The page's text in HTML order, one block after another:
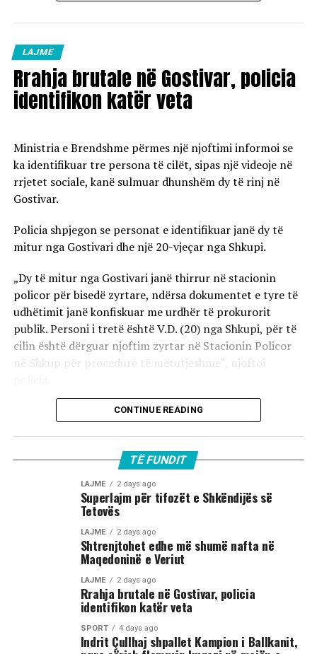
vlejnë në të gjitha pikat e karburanteve në vend.
LAJME
Rrahja brutale në Gostivar, policia
identifikon katër veta
Ministria e Brendshme përmes një njoftimi informoi se
ka identifikuar tre persona të cilët, sipas një videoje në
rrjetet sociale, kanë sulmuar dhunshëm dy të rinj në
Gostivar.
Policia shpjegon se personat e identifikuar janë dy të
mitur nga Gostivari dhe një 20-vjeçar nga Shkupi.
„Dy të mitur nga Gostivari janë thirrur në stacionin
policor për bisedë zyrtare, ndërsa dokumentet e tyre të
udhëtimit janë konfiskuar me urdhër të prokurorit
publik. Personi i tretë është V.D. (20) nga Shkupi, për të
cilin është dërguar njoftim zyrtar në Stacionin Policor
në Shkup për procedurë të mëtutjeshme“, njoftoi
Ata theksojnë se ndaj të treve do të zbatohet një
procedurë e përshpejtuar para gjykatës sapo të
autoriteteve, sulmi ka ndodhur në orët e para të
mëngjesit të 2 gushtit në rrugën „Borçe Jovanoski“, ku
dy të rinj janë goditur me mjete dhe shkopinj druri.
Në rrjetet sociale u shfaq një video-incizim shqetësues
nga Gostivari, në të cilin shfaqet një përleshje e ashpër
fizike mes një grupi më të madh të rinjsh.
Sipas informacioneve të publikuara, gjatë rrahjes, njëri
nga djemtë është goditur në pjesën e kokës, pas së cilës
ka rënë në tokë dhe ka mbetur i palëvizshëm.
Përkundër faktit se po shtrihej në rrugë, në incizim
shihet se sulmi ka vazhduar me goditje të shumta ndaj
CONTINUE READING
TË FUNDIT
LAJME 2 days ago
Superlajm për tifozët e Shkëndijës së
Tetovës
LAJME 2 days ago
Shtrenjtohet edhe më shumë nafta në
Maqedoninë e Veriut
LAJME 2 days ago
Rrahja brutale në Gostivar, policia
identifikon katër veta
SPORT 4 days ago
Indrit Çullhaj shpallet Kampion i Ballkanit,